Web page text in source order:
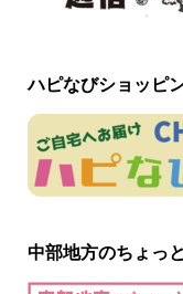
ハピなびショッピ
中部地方のちょっ